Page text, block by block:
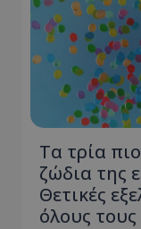
Τα τρία
ζώδια της
Θετικές
όλους τους
msToken